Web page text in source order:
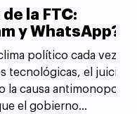
la FTC:
y WhatsApp?
político cada vez
tecnológicas, el juicio
la causa antimonopolio
el gobierno